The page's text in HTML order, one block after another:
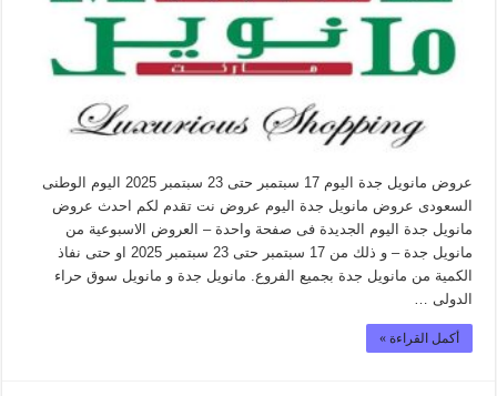
عروض مانويل جدة اليوم 17 سبتمبر حتى 23 سبتمبر 2025 اليوم الوطنى
السعودى عروض مانويل جدة اليوم عروض نت تقدم لكم احدث عروض
مانويل جدة اليوم الجديدة فى صفحة واحدة – العروض الاسبوعية من
مانويل جدة – و ذلك من 17 سبتمبر حتى 23 سبتمبر 2025 او حتى نفاذ
الكمية من مانويل جدة بجميع الفروع. مانويل جدة و مانويل سوق حراء
الدولى …
أكمل القراءة »